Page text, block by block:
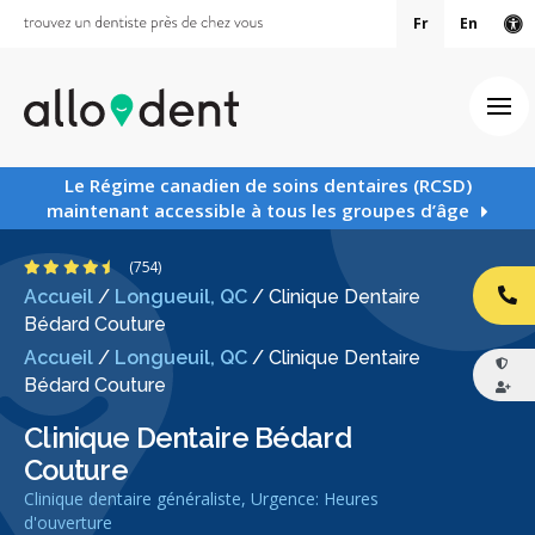
Fr En
Le Régime canadien de soins dentaires (RCSD)
maintenant accessible à tous les groupes d’âge
Accueil / Longueuil, QC / Clinique Dentaire
Bédard Couture
Accueil / Longueuil, QC / Clinique Dentaire
Bédard Couture
Clinique Dentaire Bédard
Couture
Clinique dentaire généraliste, Urgence: Heures
d'ouverture
4.6 étoiles
(754)